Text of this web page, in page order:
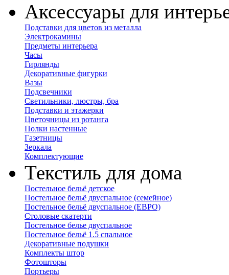
Аксессуары для
Подставки для цветов из металла
Электрокамины
Предметы интерьера
Часы
Гирлянды
Декоративные фигурки
Вазы
Подсвечники
Светильники, люстры, бра
Подставки и этажерки
Цветочницы из ротанга
Полки настенные
Газетницы
Зеркала
Комплектующие
Текстиль для дома
Постельное бельё детское
Постельное бельё двуспальное (семейное)
Постельное бельё двуспальное (ЕВРО)
Столовые скатерти
Постельное белье двуспальное
Постельное бельё 1.5 спальное
Декоративные подушки
Комплекты штор
Фотошторы
Портьеры